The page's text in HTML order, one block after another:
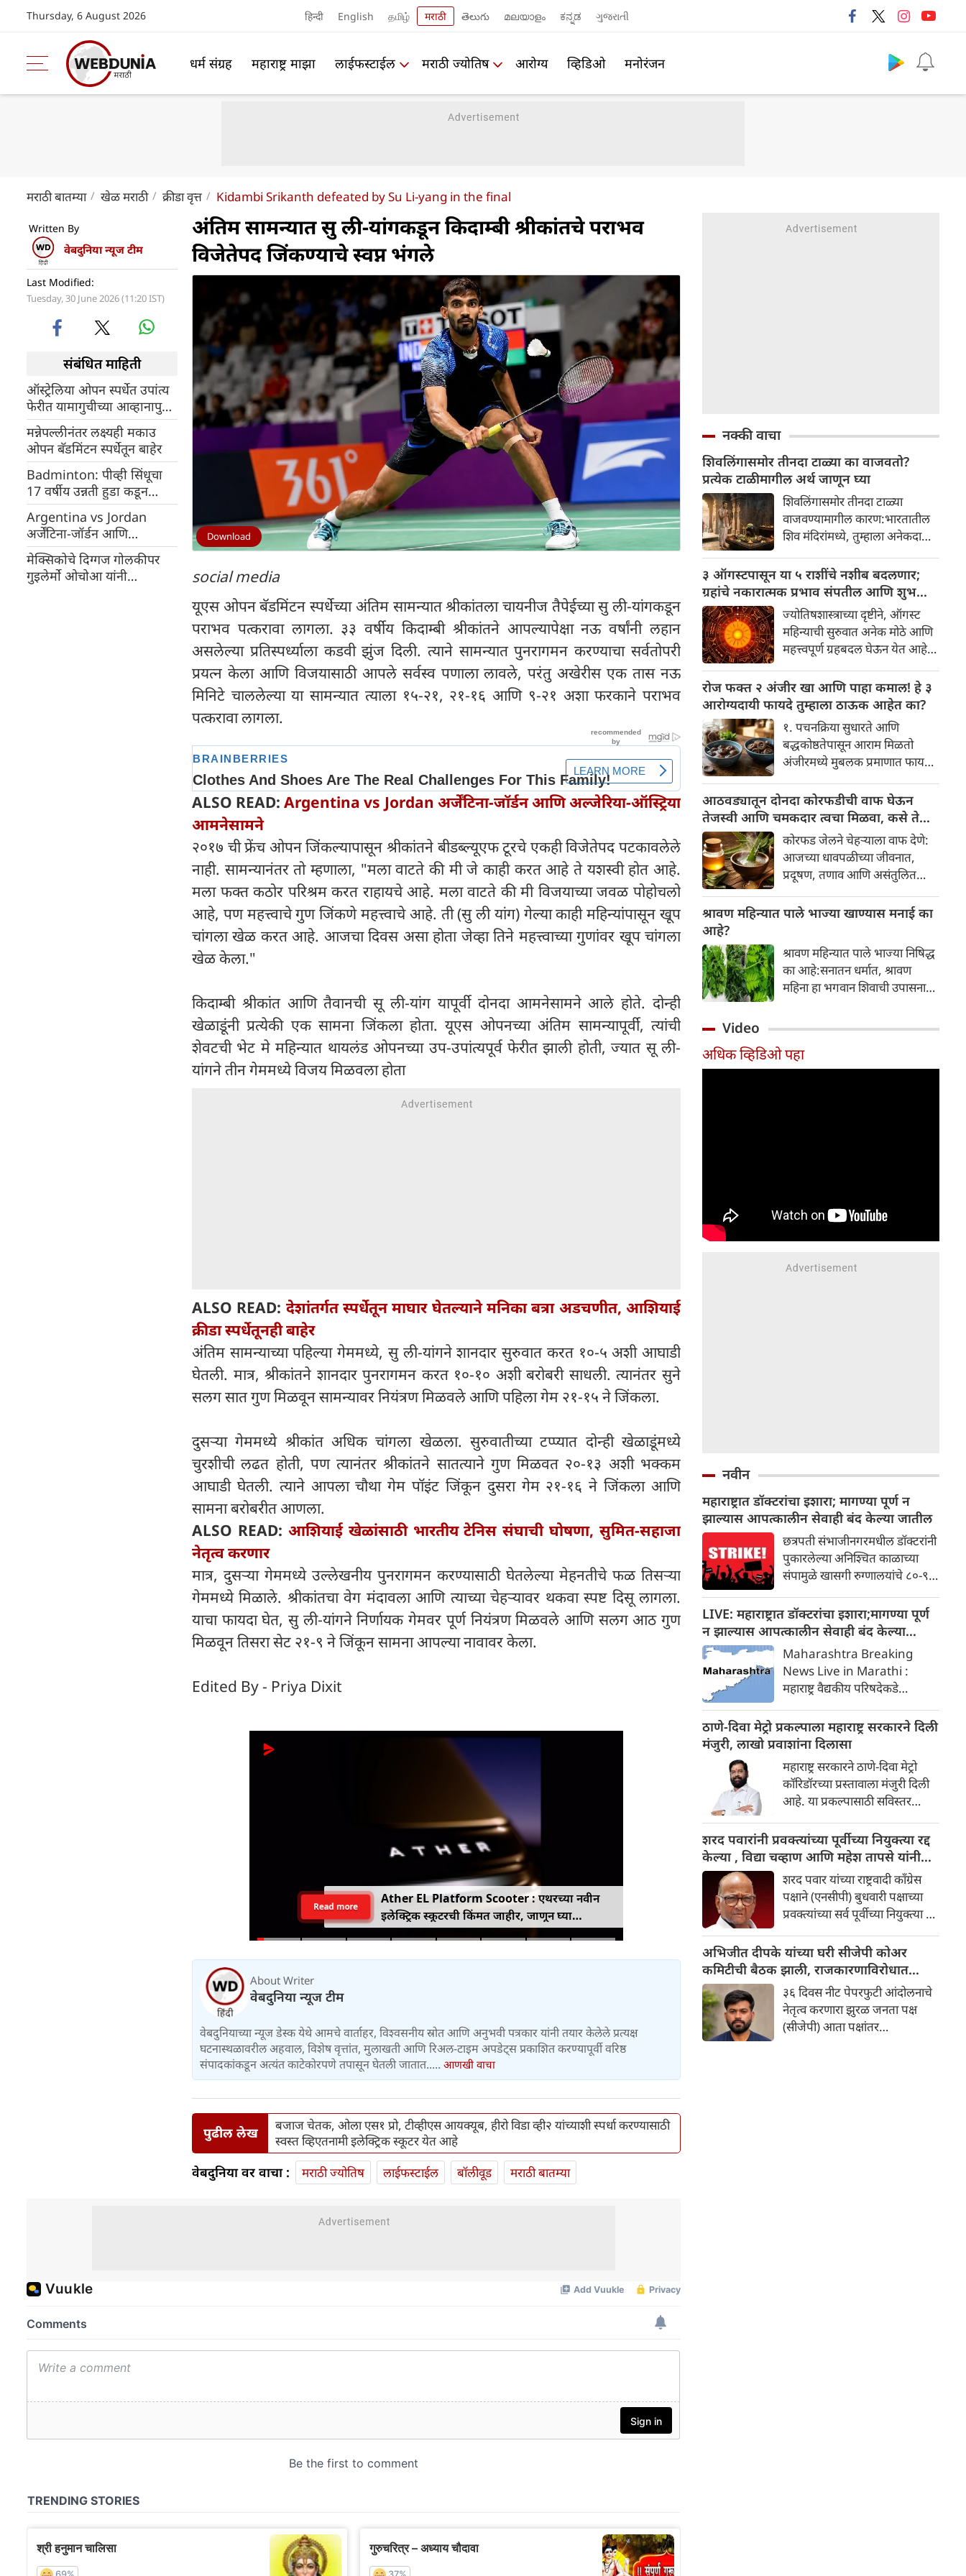
Thursday, 6 August 2026 हिन्दी English தமிழ் मराठी తెలుగు മലയാളം ಕನ್ನಡ ગુજરાતી
धर्म संग्रह महाराष्ट्र माझा लाईफस्टाईल मराठी ज्योतिष आरोग्य व्हिडिओ मनोरंजन
मराठी बातम्या खेळ मराठी क्रीडा वृत्त Kidambi Srikanth defeated by Su Li-yang in the final
Written By
वेबदुनिया न्यूज टीम
Last Modified:
Tuesday, 30 June 2026 (11:20 IST)
संबंधित माहिती
ऑस्ट्रेलिया ओपन स्पर्धेत उपांत्य
फेरीत यामागुचीच्या आव्हानापुढे
पीव्ही सिंधू अपयशी ठरली
मन्नेपल्लीनंतर लक्ष्यही मकाउ
ओपन बॅडमिंटन स्पर्धेतून बाहेर
Badminton: पीव्ही सिंधूचा
17 वर्षीय उन्नती हुडा कडून
पराभव
Argentina vs Jordan
अर्जेंटिना-जॉर्डन आणि
अल्जेरिया-ऑस्ट्रिया आमनेसामने
मेक्सिकोचे दिग्गज गोलकीपर
गुइलेर्मो ओचोआ यांनी
अंतिम सामन्यात सु ली-यांगकडून किदाम्बी श्रीकांतचे पराभव
विजेतेपद जिंकण्याचे स्वप्न भंगले
Download
social media
यूएस ओपन बॅडमिंटन स्पर्धेच्या अंतिम सामन्यात श्रीकांतला चायनीज तैपेईच्या सु ली-यांगकडून
पराभव पत्करावा लागला. ३३ वर्षीय किदाम्बी श्रीकांतने आपल्यापेक्षा नऊ वर्षांनी लहान
असलेल्या प्रतिस्पर्ध्याला कडवी झुंज दिली. त्याने सामन्यात पुनरागमन करण्याचा सर्वतोपरी
प्रयत्न केला आणि विजयासाठी आपले सर्वस्व पणाला लावले, परंतु अखेरीस एक तास नऊ
मिनिटे चाललेल्या या सामन्यात त्याला १५-२१, २१-१६ आणि ९-२१ अशा फरकाने पराभव
पत्करावा लागला.
ALSO READ:Argentina vs Jordan अर्जेंटिना-जॉर्डन आणि अल्जेरिया-ऑस्ट्रिया
आमनेसामने
२०१७ ची फ्रेंच ओपन जिंकल्यापासून श्रीकांतने बीडब्ल्यूएफ टूरचे एकही विजेतेपद पटकावलेले
नाही. सामन्यानंतर तो म्हणाला, "मला वाटते की मी जे काही करत आहे ते यशस्वी होत आहे.
मला फक्त कठोर परिश्रम करत राहायचे आहे. मला वाटते की मी विजयाच्या जवळ पोहोचलो
आहे, पण महत्त्वाचे गुण जिंकणे महत्त्वाचे आहे. ती (सु ली यांग) गेल्या काही महिन्यांपासून खूप
चांगला खेळ करत आहे. आजचा दिवस असा होता जेव्हा तिने महत्त्वाच्या गुणांवर खूप चांगला
खेळ केला."
किदाम्बी श्रीकांत आणि तैवानची सू ली-यांग यापूर्वी दोनदा आमनेसामने आले होते. दोन्ही
खेळाडूंनी प्रत्येकी एक सामना जिंकला होता. यूएस ओपनच्या अंतिम सामन्यापूर्वी, त्यांची
शेवटची भेट मे महिन्यात थायलंड ओपनच्या उप-उपांत्यपूर्व फेरीत झाली होती, ज्यात सू ली-
यांगने तीन गेममध्ये विजय मिळवला होता
ALSO READ: देशांतर्गत स्पर्धेतून माघार घेतल्याने मनिका बत्रा अडचणीत, आशियाई
क्रीडा स्पर्धेतूनही बाहेर
अंतिम सामन्याच्या पहिल्या गेममध्ये, सु ली-यांगने शानदार सुरुवात करत १०-५ अशी आघाडी
घेतली. मात्र, श्रीकांतने शानदार पुनरागमन करत १०-१० अशी बरोबरी साधली. त्यानंतर सुने
सलग सात गुण मिळवून सामन्यावर नियंत्रण मिळवले आणि पहिला गेम २१-१५ ने जिंकला.
दुसऱ्या गेममध्ये श्रीकांत अधिक चांगला खेळला. सुरुवातीच्या टप्प्यात दोन्ही खेळाडूंमध्ये
चुरशीची लढत होती, पण त्यानंतर श्रीकांतने सातत्याने गुण मिळवत २०-१३ अशी भक्कम
आघाडी घेतली. त्याने आपला चौथा गेम पॉइंट जिंकून दुसरा गेम २१-१६ ने जिंकला आणि
सामना बरोबरीत आणला.
ALSO READ: आशियाई खेळांसाठी भारतीय टेनिस संघाची घोषणा, सुमित-सहाजा
नेतृत्व करणार
मात्र, दुसऱ्या गेममध्ये उल्लेखनीय पुनरागमन करण्यासाठी घेतलेल्या मेहनतीचे फळ तिसऱ्या
गेममध्ये मिळाले. श्रीकांतचा वेग मंदावला आणि त्याच्या चेहऱ्यावर थकवा स्पष्ट दिसू लागला.
याचा फायदा घेत, सु ली-यांगने निर्णायक गेमवर पूर्ण नियंत्रण मिळवले आणि सलग आठ गुण
मिळवून तिसरा सेट २१-९ ने जिंकून सामना आपल्या नावावर केला.
Edited By - Priya Dixit
Ather EL Platform Scooter : एथरच्या नवीन
इलेक्ट्रिक स्कूटरची किंमत जाहीर, जाणून घ्या
कोनार्कमध्ये कोणती खास वैशिष्ट्ये आहे
Read more
About Writer
वेबदुनिया न्यूज टीम
वेबदुनियाच्या न्यूज डेस्क येथे आमचे वार्ताहर, विश्वसनीय स्रोत आणि अनुभवी पत्रकार यांनी तयार केलेले प्रत्यक्ष
घटनास्थळावरील अहवाल, विशेष वृत्तांत, मुलाखती आणि रिअल-टाइम अपडेट्स प्रकाशित करण्यापूर्वी वरिष्ठ
संपादकांकडून अत्यंत काटेकोरपणे तपासून घेतली जातात..... आणखी वाचा
पुढील लेख
बजाज चेतक, ओला एस१ प्रो, टीव्हीएस आयक्यूब, हीरो विडा व्ही२ यांच्याशी स्पर्धा करण्यासाठी
स्वस्त व्हिएतनामी इलेक्ट्रिक स्कूटर येत आहे
वेबदुनिया वर वाचा : मराठी ज्योतिष लाईफस्टाईल बॉलीवूड मराठी बातम्या
नक्की वाचा
शिवलिंगासमोर तीनदा टाळ्या का वाजवतो?
प्रत्येक टाळीमागील अर्थ जाणून घ्या
शिवलिंगासमोर तीनदा टाळ्या
वाजवण्यामागील कारण:भारतातील
शिव मंदिरांमध्ये, तुम्हाला अनेकदा
वाजवताना दिसतील. ही एक सामान्य
प्रथा आहे, पण तुम्ही कधी विचार
केला आहे का की यामागे काय रहस्य
आहे आणि प्रत्येक टाळीचा अर्थ काय
आहे? हा केवळ एक विधी नाही, तर
यामागे खोलवर रुजलेल्या पौराणिक
श्रद्धा, आध्यात्मिक अर्थ आणि काही
वैज्ञानिक तर्कदेखील आहेत. चला, या
अनोख्या परंपरेमागील अर्थ
सविस्तरपणे समजून घेऊया.
३ ऑगस्टपासून या ५ राशींचे नशीब बदलणार;
ग्रहांचे नकारात्मक प्रभाव संपतील आणि शुभ
दिवसांची सुरुवात होईलज्योतिषशास्त्राच्या दृष्टीने, ऑगस्ट
महिन्याची सुरुवात अनेक मोठे आणि
महत्त्वपूर्ण ग्रहबदल घेऊन येत आहे.
हालचाल अनेक राशींच्या जीवनात
सकारात्मक बदल घडवून आणणार
आहे. विशेषतः ३ ऑगस्ट रोजी एक
अत्यंत दुर्मिळ आणि फलदायी
ग्रहस्थिती (संयोग) तयार होत आहे.
या दिवशी तयार होणारे शुभ योग,
ग्रहांची स्थिती आणि या गोचरमुळे
ज्यांचे नशीब उजळणार आहे अशा
भाग्यवान राशींबद्दल आपण जाणून
घेऊया!
रोज फक्त २ अंजीर खा आणि पाहा कमाल! हे ३
आरोग्यदायी फायदे तुम्हाला ठाऊक आहेत का?
१. पचनक्रिया सुधारते आणि
बद्धकोष्ठतेपासून आराम मिळतो
अंजीरमध्ये मुबलक प्रमाणात फायबर
बद्धकोष्ठता, गॅस किंवा अपचनाचा
त्रास होत असेल, तर अंजीर
तुमच्यासाठी वरदान ठरू शकते. हे
आतड्यांची स्वच्छता ठेवण्यास मदत
करते. पचनसंस्था मजबूत करून पोट
साफ होण्यास मदत करते.
आठवड्यातून दोनदा कोरफडीची वाफ घेऊन
तेजस्वी आणि चमकदार त्वचा मिळवा, कसे ते
जाणून घ्या
कोरफड जेलने चेहऱ्याला वाफ देणे:
आजच्या धावपळीच्या जीवनात,
प्रदूषण, तणाव आणि असंतुलित
नकारात्मक परिणाम होऊ शकतो.
होते, ज्यामुळे निस्तेजपणा, मुरुमे
आणि ब्लॅकहेड्स यांसारख्या समस्या
निर्माण होतात.
श्रावण महिन्यात पाले भाज्या खाण्यास मनाई का
आहे?
श्रावण महिन्यात पाले भाज्या निषिद्ध
का आहे:सनातन धर्मात, श्रावण
महिना हा भगवान शिवाची उपासना
दानधर्म आणि सात्विक जीवनशैलीचे
पालन करतात.
Video
अधिक व्हिडिओ पहा
नवीन
महाराष्ट्रात डॉक्टरांचा इशारा; मागण्या पूर्ण न
झाल्यास आपत्कालीन सेवाही बंद केल्या जातील
छत्रपती संभाजीनगरमधील डॉक्टरांनी
पुकारलेल्या अनिश्चित काळाच्या
संपामुळे खासगी रुग्णालयांचे ८०-९०
होते. याचा दहा हजार रुग्णांवर
परिणाम झाला आणि २,५०० हून
आल्या.
LIVE: महाराष्ट्रात डॉक्टरांचा इशारा;मागण्या पूर्ण
न झाल्यास आपत्कालीन सेवाही बंद केल्या
जातील
Maharashtra Breaking
News Live in Marathi :
महाराष्ट्र वैद्यकीय परिषदेकडे
सीसीएमपी डॉक्टरांना नोंदणी
देण्याच्या निर्णयाच्या निषेधार्थ खासगी
डॉक्टरांनी पुकारलेल्या
अनिश्चितकालीन संपाचा परिणाम
आता शहरातील आरोग्य व्यवस्थेवर
स्पष्टपणे दिसून येत आहे.
ठाणे-दिवा मेट्रो प्रकल्पाला महाराष्ट्र सरकारने दिली
मंजुरी, लाखो प्रवाशांना दिलासा
महाराष्ट्र सरकारने ठाणे-दिवा मेट्रो
कॉरिडॉरच्या प्रस्तावाला मंजुरी दिली
आहे. या प्रकल्पासाठी सविस्तर
केला जाईल. यामुळे ठाणे, कळवा,
मुंब्रा, दिवा आणि लगतच्या
परिसरातील लाखो प्रवाशांना दिलासा
मिळेल
शरद पवारांनी प्रवक्त्यांच्या पूर्वीच्या नियुक्त्या रद्द
केल्या , विद्या चव्हाण आणि महेश तापसे यांनी
जबाबदारी घेतलीशरद पवार यांच्या राष्ट्रवादी काँग्रेस
पक्षाने (एनसीपी) बुधवारी पक्षाच्या
प्रवक्त्यांच्या सर्व पूर्वीच्या नियुक्त्या रद्द
आणि महेश तापसे यांच्यावर अधिकृत
प्रवक्ते म्हणून काम करण्याची
जबाबदारी सोपवली आहे. प्रदेशाध्यक्ष
आणि माजी मंत्री शशिकांत शिंदे
यांच्या मंजुरीनंतर, प्रवक्ते पदावरील
सर्व पूर्वीच्या नियुक्त्या तात्काळ
अभिजीत दीपके यांच्या घरी सीजेपी कोअर
कमिटीची बैठक झाली, राजकारणाविरोधात
मोहीम सुरू करणार३६ दिवस नीट पेपरफुटी आंदोलनाचे
नेतृत्व करणारा झुरळ जनता पक्ष
(सीजेपी) आता पक्षांतर